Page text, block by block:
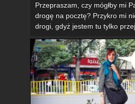
Przepraszam, czy mógłby mi
drogę na pocztę? Przykro mi
drogi, gdyż jestem tu tylko